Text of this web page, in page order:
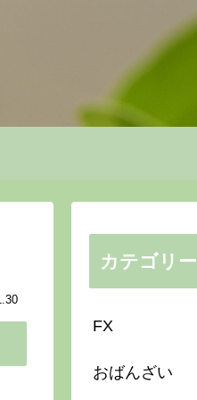
カテゴリー
FX
おばんざい